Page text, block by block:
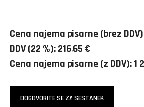
Cena najema pisarne (brez
DDV (22 %): 216,65 €
Cena najema pisarne (z DDV): 1
DOGOVORITE SE ZA SESTANEK